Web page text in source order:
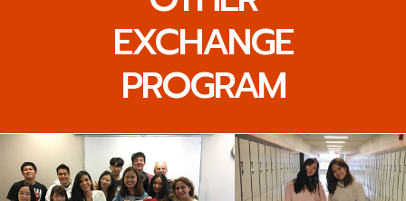
EXCHANGE
PROGRAM